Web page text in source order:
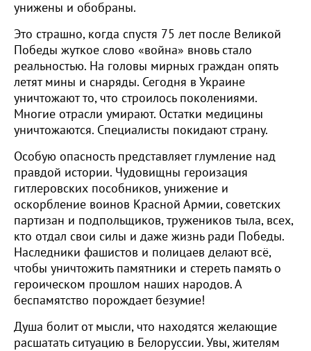
унижены и обобраны.
Это страшно, когда спустя 75 лет после Великой
Победы жуткое слово «война» вновь стало
реальностью. На головы мирных граждан опять
летят мины и снаряды. Сегодня в Украине
уничтожают то, что строилось поколениями.
Многие отрасли умирают. Остатки медицины
уничтожаются. Специалисты покидают страну.
Особую опасность представляет глумление над
правдой истории. Чудовищны героизация
гитлеровских пособников, унижение и
оскорбление воинов Красной Армии, советских
партизан и подпольщиков, тружеников тыла, всех,
кто отдал свои силы и даже жизнь ради Победы.
Наследники фашистов и полицаев делают всё,
чтобы уничтожить памятники и стереть память о
героическом прошлом наших народов. А
беспамятство порождает безумие!
Душа болит от мысли, что находятся желающие
расшатать ситуацию в Белоруссии. Увы, жителям